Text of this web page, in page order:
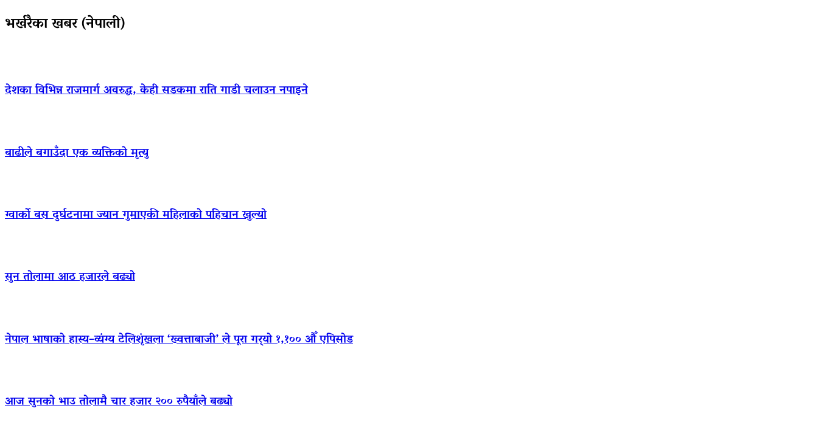
भर्खरैका खबर (नेपाली)
देशका विभिन्न राजमार्ग अवरुद्ध, केही सडकमा राति गाडी चलाउन नपाइने
बाढीले बगाउँदा एक व्यक्तिको मृत्यु
ग्वार्को बस दुर्घटनामा ज्यान गुमाएकी महिलाको पहिचान खुल्यो
सुन तोलामा आठ हजारले बढ्यो
नेपाल भाषाको हास्य–व्यंग्य टेलिशृंखला ‘ख्वत्ताबाजी’ ले पूरा गर्‍यो १,१०० औँ एपिसोड
आज सुनको भाउ तोलामै चार हजार २०० रुपैयाँले बढ्यो